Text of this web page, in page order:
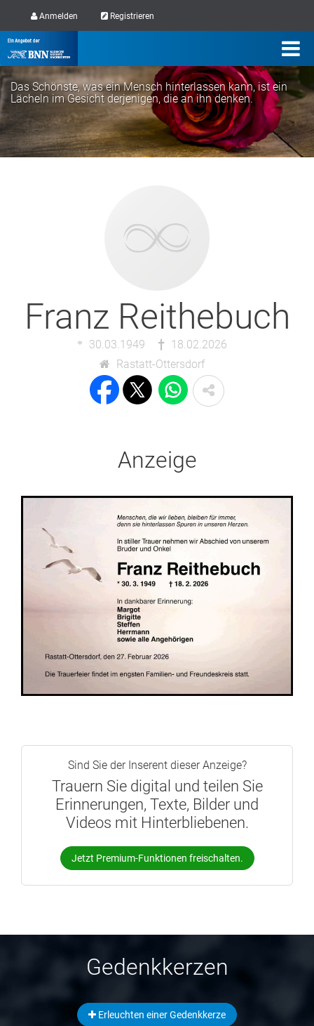
Anmelden Registrieren
Das Schönste, was ein Mensch hinterlassen kann, ist ein
Lächeln im Gesicht derjenigen, die an ihn denken.
Franz Reithebuch
30.03.1949
18.02.2026
Rastatt-Ottersdorf
Anzeige
Sind Sie der Inserent dieser Anzeige?
Trauern Sie digital und teilen Sie
Erinnerungen, Texte, Bilder und
Videos mit Hinterbliebenen.
Jetzt Premium-Funktionen freischalten.
Gedenkkerzen
Erleuchten einer Gedenkkerze